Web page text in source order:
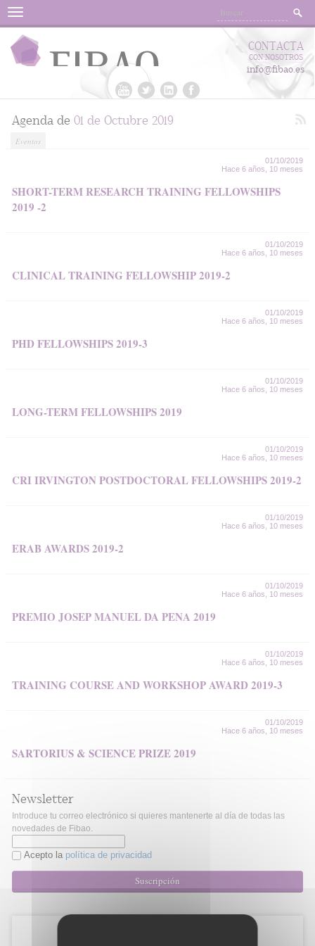
Menu
CONTACTA
CON NOSOTROS
info@fibao.es
Agenda de 01 de Octubre 2019
Eventos
01/10/2019
Hace 6 años, 10 meses
SHORT-TERM RESEARCH TRAINING FELLOWSHIPS
2019 -2
01/10/2019
Hace 6 años, 10 meses
CLINICAL TRAINING FELLOWSHIP 2019-2
01/10/2019
Hace 6 años, 10 meses
PHD FELLOWSHIPS 2019-3
01/10/2019
Hace 6 años, 10 meses
LONG-TERM FELLOWSHIPS 2019
01/10/2019
Hace 6 años, 10 meses
CRI IRVINGTON POSTDOCTORAL FELLOWSHIPS 2019-2
01/10/2019
Hace 6 años, 10 meses
ERAB AWARDS 2019-2
01/10/2019
Hace 6 años, 10 meses
PREMIO JOSEP MANUEL DA PENA 2019
01/10/2019
Hace 6 años, 10 meses
TRAINING COURSE AND WORKSHOP AWARD 2019-3
01/10/2019
Hace 6 años, 10 meses
SARTORIUS & SCIENCE PRIZE 2019
Newsletter
Introduce tu correo electrónico si quieres mantenerte al día de todas las
novedades de Fibao.
Acepto la política de privacidad
Suscripción